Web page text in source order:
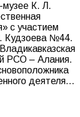
музее К. Л.
с участием
Кудзоева №44.
РСО – Алания.
деятеля…